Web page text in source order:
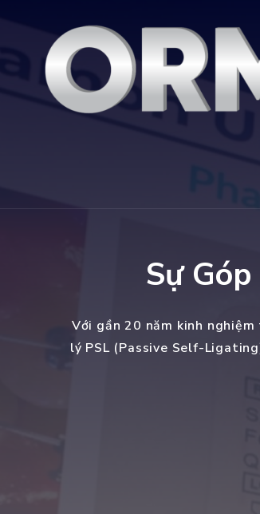
Sự
Với gần 20 năm kinh
lý PSL (Passive Self-